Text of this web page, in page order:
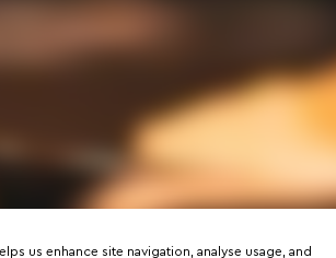
us enhance site navigation, analyse usage, and